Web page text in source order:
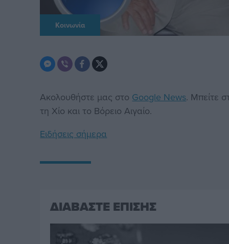
Κοινωνία
Ακολουθήστε μας στο Google News. Μπείτε
τη Χίο και το Βόρειο Αιγαίο.
Ειδήσεις σήμερα
ΔΙΑΒΑΣΤΕ ΕΠΙΣΗΣ